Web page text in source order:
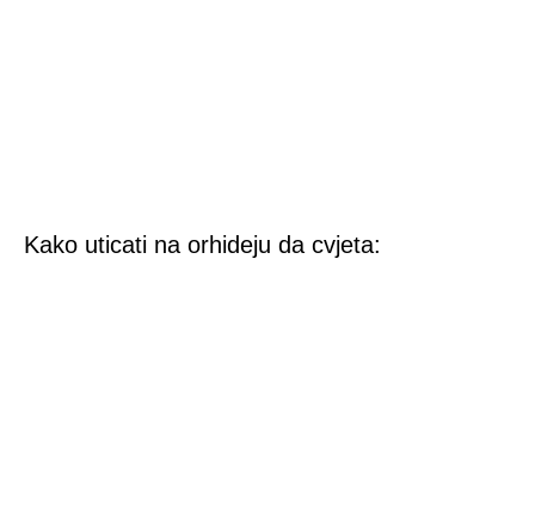
Kako uticati na orhideju da cvjeta: